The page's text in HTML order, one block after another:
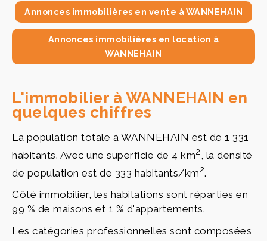
Annonces immobilières en vente à WANNEHAIN
Annonces immobilières en location à
WANNEHAIN
L'immobilier à WANNEHAIN en
quelques chiffres
La population totale à WANNEHAIN est de 1 331
habitants. Avec une superficie de 4 km2
, la densité
de population est de 333 habitants/km2.
Côté immobilier, les habitations sont réparties en
99 % de maisons et 1 % d'appartements.
Les catégories professionnelles sont composées